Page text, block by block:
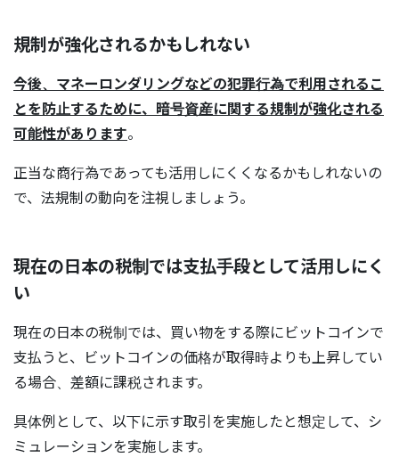
規制が強化されるかもしれない
今後、マネーロンダリングなどの犯罪行為で利用されるこ
とを防止するために、暗号資産に関する規制が強化される
可能性があります。
正当な商行為であっても活用しにくくなるかもしれないの
で、法規制の動向を注視しましょう。
現在の日本の税制では支払手段として活用しにく
い
現在の日本の税制では、買い物をする際にビットコインで
支払うと、ビットコインの価格が取得時よりも上昇してい
る場合、差額に課税されます。
具体例として、以下に示す取引を実施したと想定して、シ
ミュレーションを実施します。